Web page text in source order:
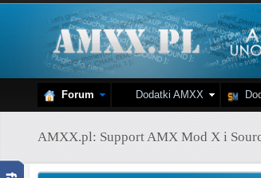
Forum Dodatki AMXX
AMXX.pl: Support AMX Mod X i